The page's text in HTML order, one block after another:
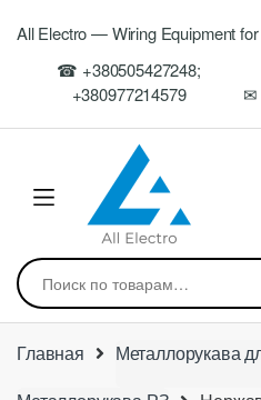
navigation
All Electro — Wiring Equipment
☎ +380505427248;
+380977214579
✉
Искать:
Главная
Металлорукава